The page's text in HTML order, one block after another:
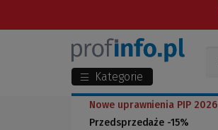
Kategorie
Nowe uprawnienia PIP 2026
Przedsprzedaże -15%